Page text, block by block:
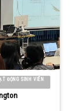
ĐỘNG SINH VIÊN